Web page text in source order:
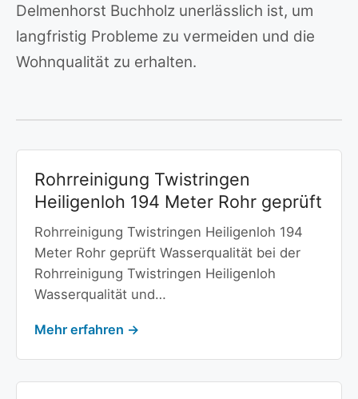
Delmenhorst Buchholz unerlässlich ist, um
langfristig Probleme zu vermeiden und die
Wohnqualität zu erhalten.
Rohrreinigung Twistringen
Heiligenloh 194 Meter Rohr geprüft
Rohrreinigung Twistringen Heiligenloh 194
Meter Rohr geprüft Wasserqualität bei der
Rohrreinigung Twistringen Heiligenloh
Wasserqualität und…
Mehr erfahren →